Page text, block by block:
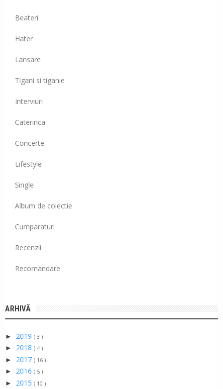
Beateri
Hater
Lansare
Tigani si tiganie
Interviuri
Caterinca
Concerte
Lifestyle
Single
Album de colectie
Cumparaturi
Recenzii
Recomandare
ARHIVĂ
► 2019 ( 3 )
► 2018 ( 4 )
► 2017 ( 16 )
► 2016 ( 5 )
► 2015 ( 10 )